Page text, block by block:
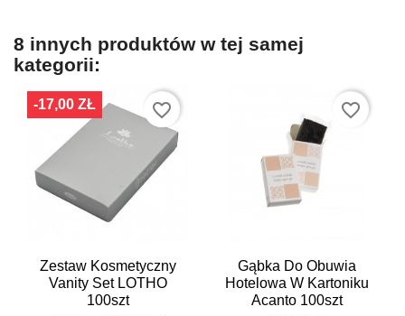
8 innych produktów w tej samej
kategorii:
Zestaw Kosmetyczny
Vanity Set LOTHO
100szt
-17,00 ZŁ favorite_border
Gąbka Do Obuwia
Hotelowa W Kartoniku
Acanto 100szt
favorite_border